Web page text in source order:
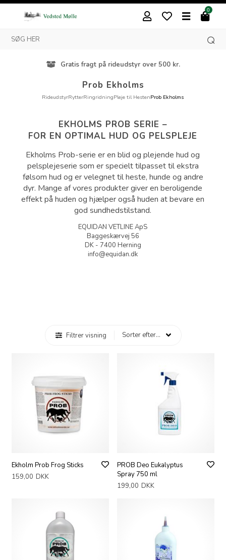
0
Gratis fragt på rideudstyr over 500 kr.
Prob Ekholms
RideudstyrRytterRingridningPleje til HestenProb Ekholms
EKHOLMS PROB SERIE –
FOR EN OPTIMAL HUD OG PELSPLEJE
Ekholms Prob-serie er en blid og plejende hud og
pelsplejeserie som er specielt tilpasset til ekstra
følsom hud og er velegnet til heste, hunde og andre
dyr. Mange af vores produkter giver en beroligende
effekt på huden og hjælper også huden at bevare en
god sundhedstilstand.
EQUIDAN VETLINE ApS
Baggeskærvej 56
DK - 7400 Herning
info@equidan.dk
Filtrer visning
Ekholm Prob Frog Sticks
159,00 DKK
PROB Deo Eukalyptus
Spray 750 ml
199,00 DKK